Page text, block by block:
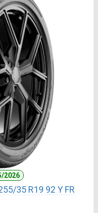
2026
35 R19 92 Y FR